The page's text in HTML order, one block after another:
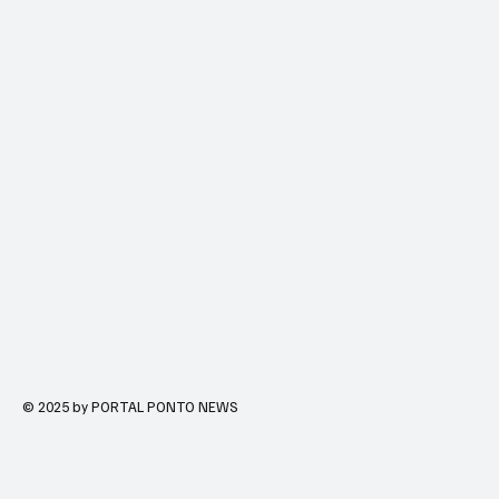
© 2025 by PORTAL PONTO NEWS